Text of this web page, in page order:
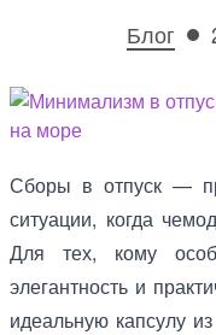
Блог
Сборы в отпуск —
ситуации, когда
Для тех, кому
элегантность и
идеальную капсулу